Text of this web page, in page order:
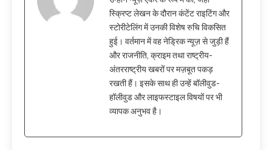
स्क्रिप्ट लेखन के दौरान कंटेंट राइटिंग और
स्टोरीटेलिंग में उनकी विशेष रुचि विकसित
हुई। वर्तमान में वह नेड्रिक न्यूज़ से जुड़ी हैं
और राजनीति, क्राइम तथा राष्ट्रीय-
अंतरराष्ट्रीय खबरों पर मज़बूत पकड़
रखती हैं। इसके साथ ही उन्हें बॉलीवुड-
हॉलीवुड और लाइफस्टाइल विषयों पर भी
व्यापक अनुभव है।